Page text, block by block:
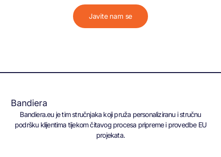
Javite nam se
Bandiera
Bandiera.eu je tim stručnjaka koji pruža personaliziranu i stručnu
podršku klijentima tijekom čitavog procesa pripreme i provedbe EU
projekata.